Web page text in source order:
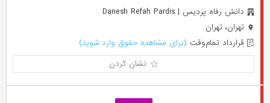
دانش رفاه پردیس | Danesh Refah Pardis
تهران، تهران
قرارداد تمام‌وقت (برای مشاهده حقوق وارد شوید)
نشان کردن